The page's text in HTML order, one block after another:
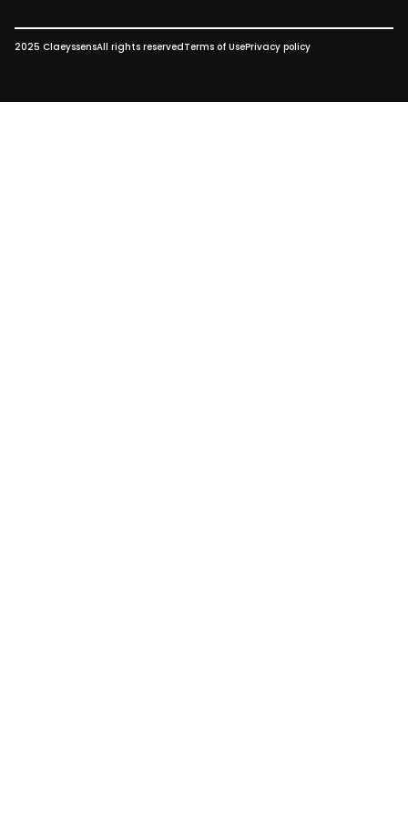
2025 ClaeyssensAll rights reservedTerms of UsePrivacy policy